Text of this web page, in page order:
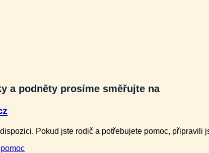
a podněty prosíme směřujte na
Pokud jste rodič a potřebujete pomoc, připravili